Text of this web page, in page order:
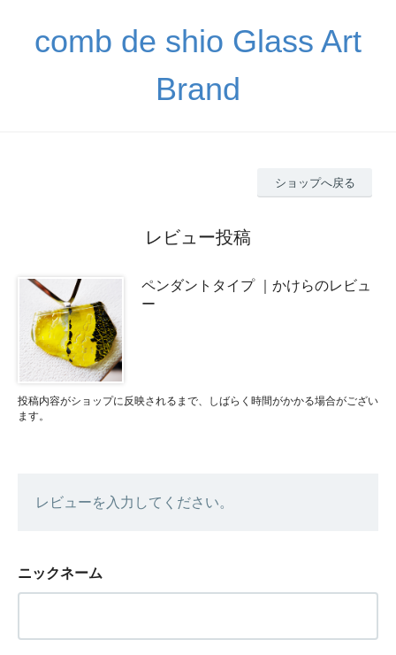
comb de shio Glass Art
Brand
ショップへ戻る
レビュー投稿
ペンダントタイプ ｜かけらのレビュ
ー
投稿内容がショップに反映されるまで、しばらく時間がかかる場合がござい
ます。
レビューを入力してください。
ニックネーム